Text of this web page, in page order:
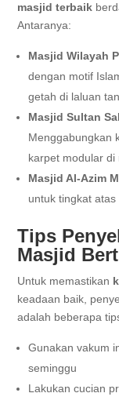
masjid terbaik
Antaranya:
Masjid Wilayah
dengan motif
getah di laluan
Masjid Sultan
Menggabungkan
karpet modular di
Masjid Al-Azim
untuk tingkat
Tips
Masjid
Untuk memastikan
keadaan baik,
adalah beberapa
Gunakan vakum
seminggu
Lakukan cucian